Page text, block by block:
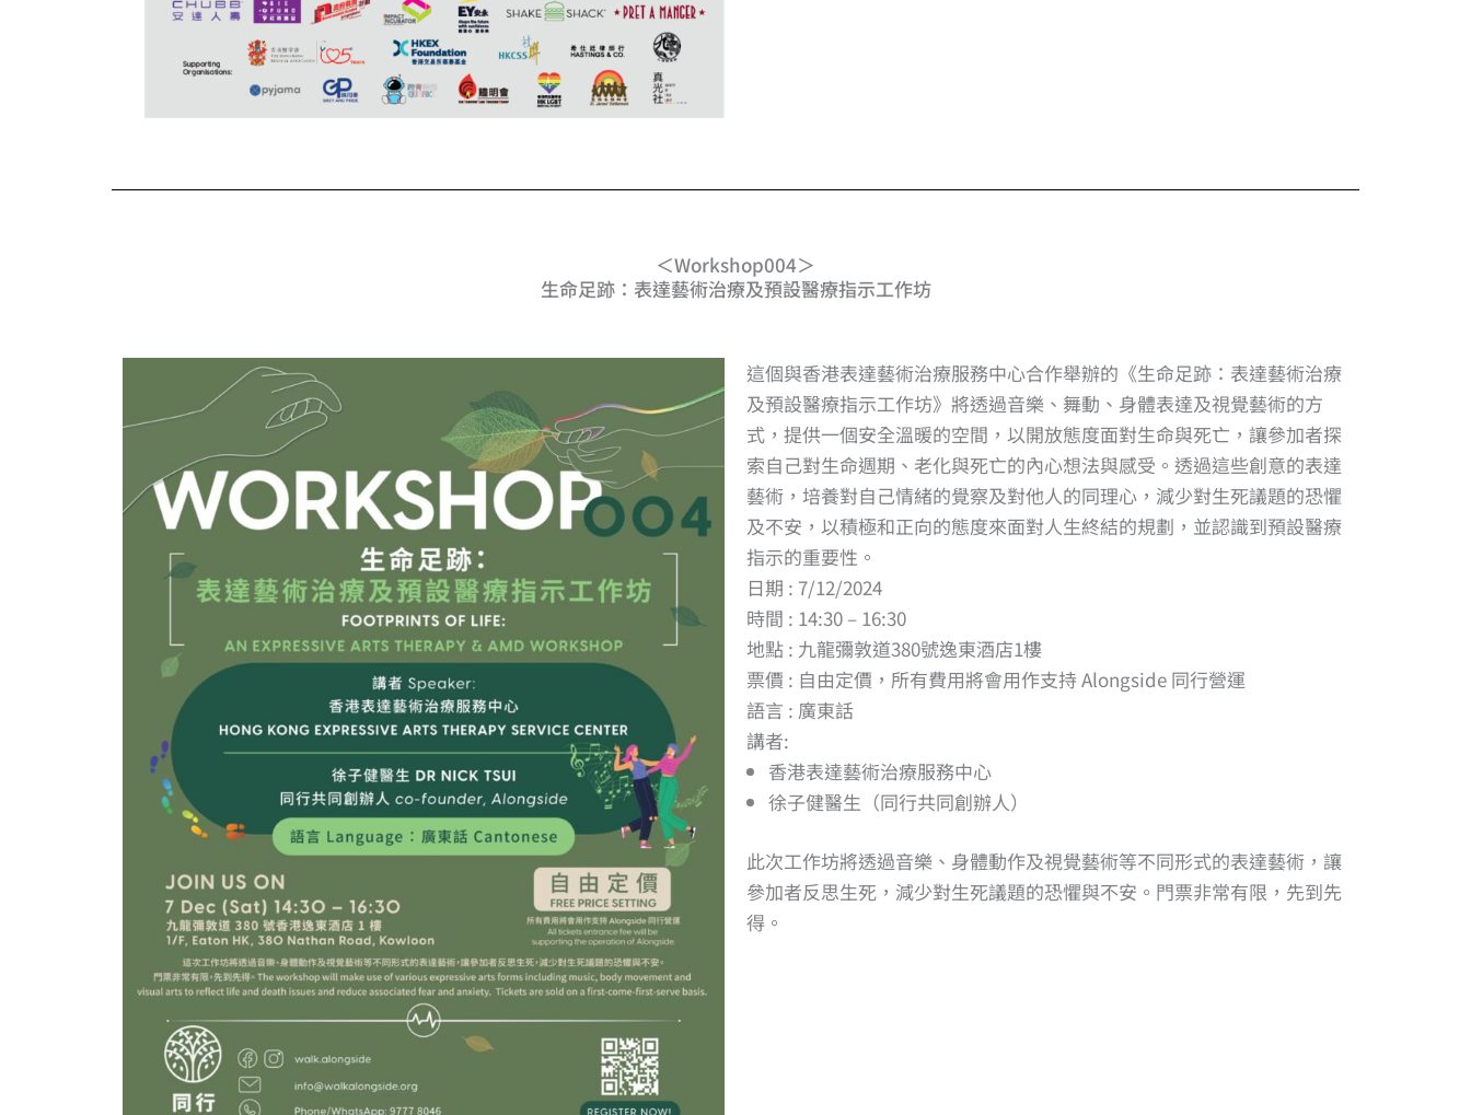
＜Workshop004＞
生命足跡：表達藝術治療及預設醫療指示工作坊
這個與香港表達藝術治療服務中心合作舉辦的《生命足跡：表達藝術治療
及預設醫療指示工作坊》將透過音樂、舞動、身體表達及視覺藝術的方
式，提供一個安全溫暖的空間，以開放態度面對生命與死亡，讓參加者探
索自己對生命週期、老化與死亡的內心想法與感受。透過這些創意的表達
藝術，培養對自己情緒的覺察及對他人的同理心，減少對生死議題的恐懼
及不安，以積極和正向的態度來面對人生終結的規劃，並認識到預設醫療
指示的重要性。
日期 : 7/12/2024
時間 : 14:30 – 16:30
地點 : 九龍彌敦道380號逸東酒店1樓
票價 : 自由定價，所有費用將會用作支持 Alongside 同行營運
語言 : 廣東話
講者:
香港表達藝術治療服務中心
徐子健醫生（同行共同創辦人）
此次工作坊將透過音樂、身體動作及視覺藝術等不同形式的表達藝術，讓
參加者反思生死，減少對生死議題的恐懼與不安。門票非常有限，先到先
得。